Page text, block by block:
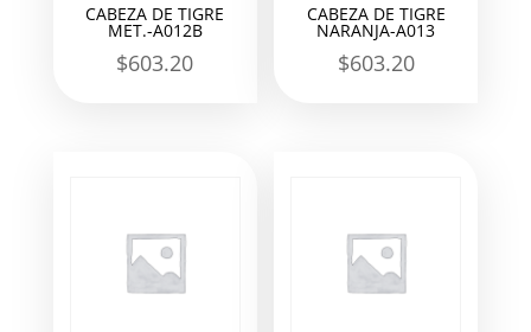
CABEZA DE TIGRE
MET.-A012B
$603.20
CABEZA DE TIGRE
NARANJA-A013
$603.20